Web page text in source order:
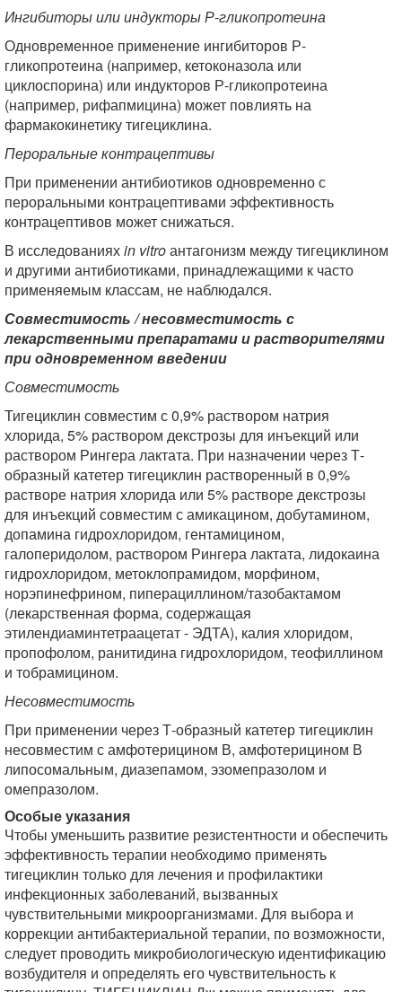
Ингибиторы или индукторы Р-гликопротеина
Одновременное применение ингибиторов Р-
гликопротеина (например, кетоконазола или
циклоспорина) или индукторов Р-гликопротеина
(например, рифапмицина) может повлиять на
фармакокинетику тигециклина.
Пероральные контрацептивы
При применении антибиотиков одновременно с
пероральными контрацептивами эффективность
контрацептивов может снижаться.
В исследованияхin vitroантагонизм между тигециклином
и другими антибиотиками, принадлежащими к часто
применяемым классам, не наблюдался.
Совместимость / несовместимость с
лекарственными препаратами и растворителями
при одновременном введении
Совместимость
Тигециклин совместим с 0,9% раствором натрия
хлорида, 5% раствором декстрозы для инъекций или
раствором Рингера лактата. При назначении через Т-
образный катетер тигециклин растворенный в 0,9%
растворе натрия хлорида или 5% растворе декстрозы
для инъекций совместим с амикацином, добутамином,
допамина гидрохлоридом, гентамицином,
галоперидолом, раствором Рингера лактата, лидокаина
гидрохлоридом, метоклопрамидом, морфином,
норэпинефрином, пиперациллином/тазобактамом
(лекарственная форма, содержащая
этилендиаминтетраацетат - ЭДТА), калия хлоридом,
пропофолом, ранитидина гидрохлоридом, теофиллином
и тобрамицином.
Несовместимость
При применении через Т-образный катетер тигециклин
несовместим с амфотерицином В, амфотерицином В
липосомальным, диазепамом, эзомепразолом и
омепразолом.
Особые указания
Чтобы уменьшить развитие резистентности и обеспечить
эффективность терапии необходимо применять
тигециклин только для лечения и профилактики
инфекционных заболеваний, вызванных
чувствительными микроорганизмами. Для выбора и
коррекции антибактериальной терапии, по возможности,
следует проводить микробиологическую идентификацию
возбудителя и определять его чувствительность к